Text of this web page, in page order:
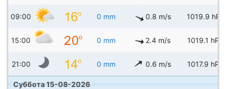
09:00 0 mm 0.8 m/s 1019.9 hPa
15:00 0 mm 2.4 m/s 1019.1 hPa
21:00 0 mm 0.6 m/s 1017.9 hPa
Суббота 15-08-2026